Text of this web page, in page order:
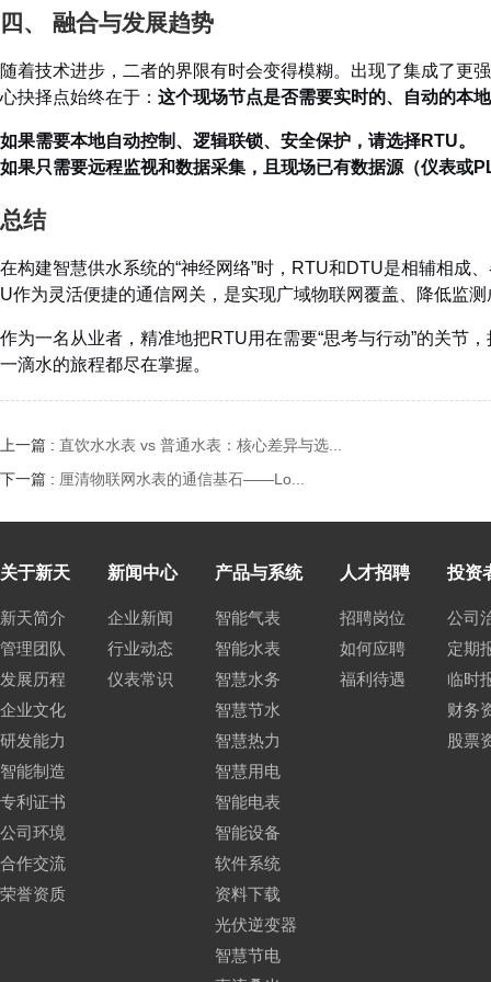
四、 融合与发展趋势
随着技术进步，二者的界限有时会变得模糊。出现了集成了更
心抉择点始终在于： 这个现场节点是否需要实时的、自动的本
如果需要本地自动控制、逻辑联锁、安全保护，请选择RTU。
如果只需要远程监视和数据采集，且现场已有数据源（仪表或
总结
在构建智慧供水系统的“神经网络”时，RTU和DTU是相辅相成
U作为灵活便捷的通信网关，是实现广域物联网覆盖、降低监
作为一名从业者，精准地把RTU用在需要“思考与行动”的关节
一滴水的旅程都尽在掌握。
上一篇 : 直饮水水表 vs 普通水表：核心差异与选...
下一篇 : 厘清物联网水表的通信基石——Lo...
关于新天
新天简介
管理团队
发展历程
企业文化
研发能力
智能制造
专利证书
公司环境
合作交流
荣誉资质
新闻中心
企业新闻
行业动态
仪表常识
产品与系统
智能气表
智能水表
智慧水务
智慧节水
智慧热力
智慧用电
智能电表
智能设备
软件系统
资料下载
光伏逆变器
智慧节电
人才招聘
招聘岗位
如何应聘
福利待遇
投资
公司
定期
临时
财务
股票